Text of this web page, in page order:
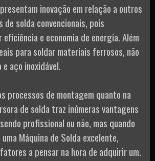
inovação em relação a outros
de solda convencionais, pois
e economia de energia. Além
para soldar materiais ferrosos, não
aço inoxidável.
processos de montagem quanto na
de solda traz inúmeras vantagens
profissional ou não, mas quando
Máquina de Solda excelente,
a pensar na hora de adquirir um.